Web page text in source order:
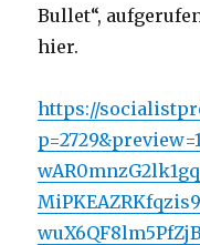
Bullet“,
hier.
https://